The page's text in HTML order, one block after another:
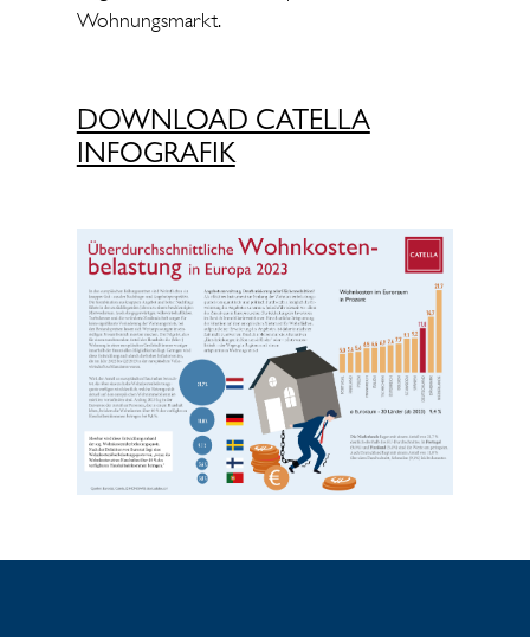
Wohnungsmarkt.
DOWNLOAD CATELLA
INFOGRAFIK